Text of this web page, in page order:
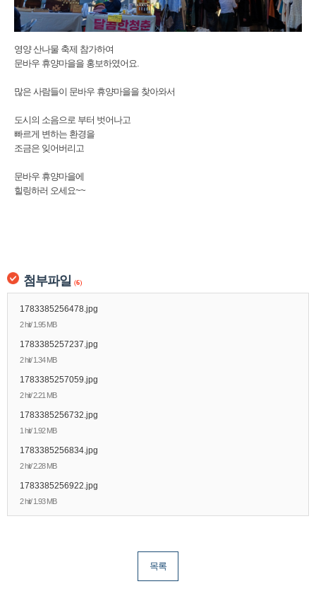
영양 산나물 축제 참가하여
문바우 휴양마을을 홍보하였어요.
많은 사람들이 문바우 휴양마을을 찾아와서
도시의 소음으로 부터 벗어나고
빠르게 변하는 환경을
조금은 잊어버리고
문바우 휴양마을에
힐링하러 오세요~~
첨부파일 (6)
1783385256478.jpg
2 hit/ 1.95 MB
1783385257237.jpg
2 hit/ 1.34 MB
1783385257059.jpg
2 hit/ 2.21 MB
1783385256732.jpg
1 hit/ 1.92 MB
1783385256834.jpg
2 hit/ 2.28 MB
1783385256922.jpg
2 hit/ 1.93 MB
목록